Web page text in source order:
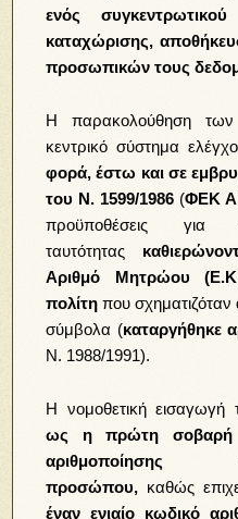
ενός
καταχώρισης,
προσωπικών τους
Η παρακολούθηση
κεντρικό σύστημα
φορά, έστω και σε
του Ν. 1599/1986 (ΦΕΚ
προϋποθέσεις
ταυτότητας
Αριθμό Μητρώου
πολίτη που
σύμβολα (καταργήθηκε
Ν. 1988/1991).
Η νομοθετική
ως η πρώτη σοβαρή
προσώπου, καθώς
έναν ενιαίο κωδικό